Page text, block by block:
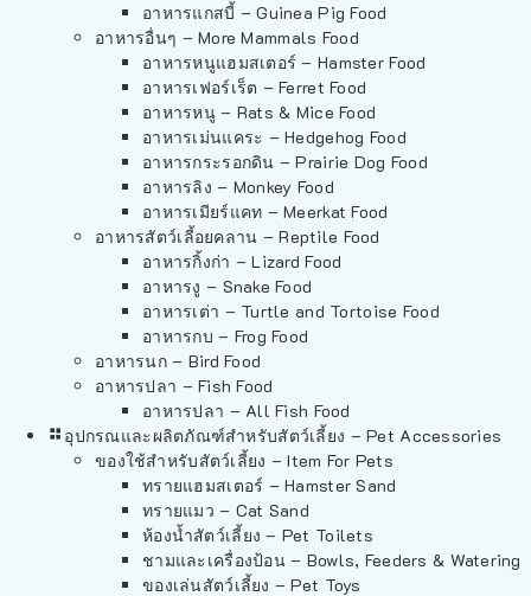
อาหารแกสบี้ – Guinea Pig Food
อาหารอื่นๆ – More Mammals Food
อาหารหนูแฮมสเตอร์ – Hamster Food
อาหารเฟอร์เร็ต – Ferret Food
อาหารหนู – Rats & Mice Food
อาหารเม่นแคระ – Hedgehog Food
อาหารกระรอกดิน – Prairie Dog Food
อาหารลิง – Monkey Food
อาหารเมียร์แคท – Meerkat Food
อาหารสัตว์เลี้อยคลาน – Reptile Food
อาหารกิ้งก่า – Lizard Food
อาหารงู – Snake Food
อาหารเต่า – Turtle and Tortoise Food
อาหารกบ – Frog Food
อาหารนก – Bird Food
อาหารปลา – Fish Food
อาหารปลา – All Fish Food
อุปกรณและผลิตภัณฑ์สำหรับสัตว์เลี้ยง – Pet Accessories
ของใช้สำหรับสัตว์เลี้ยง – Item For Pets
ทรายแฮมสเตอร์ – Hamster Sand
ทรายแมว – Cat Sand
ห้องน้ำสัตว์เลี้ยง – Pet Toilets
ชามและเครื่องป้อน – Bowls, Feeders & Watering
ของเล่นสัตว์เลี้ยง – Pet Toys